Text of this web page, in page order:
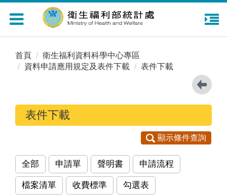
Toggle
navigation
首頁
衛生福利資料科學中心專區
資料申請應用規定及表件下載
表件下載
表件下載
顯示條件查詢
全部 申請單 聲明書 申請流程
檔案清單 收費標準 勾選表